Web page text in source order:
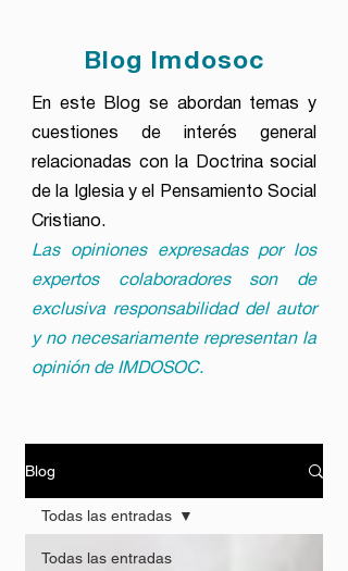
Blog Imdosoc
En este Blog se abordan temas y
cuestiones de interés general
relacionadas con la Doctrina social
de la Iglesia y el Pensamiento Social
Cristiano.
Las opiniones expresadas por los
expertos colaboradores son de
exclusiva responsabilidad del autor
y no necesariamente representan la
opinión de IMDOSOC.
Blog
Todas las entradas
Todas las entradas